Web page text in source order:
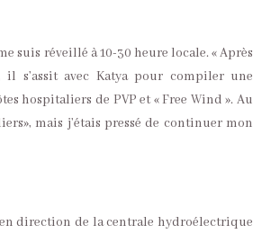
suis réveillé à 10-30 heure locale. « Après
s’assit avec Katya pour compiler une
hospitaliers de PVP et « Free Wind ». Au
mais j’étais pressé de continuer mon
direction de la centrale hydroélectrique